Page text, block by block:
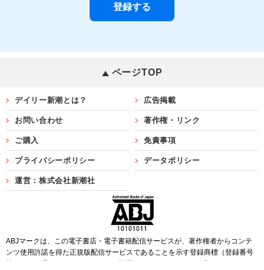
ページTOP
デイリー新潮とは？ 広告掲載
お問い合わせ 著作権・リンク
ご購入 免責事項
プライバシーポリシー データポリシー
運営：株式会社新潮社
ABJマークは、この電子書店・電子書籍配信サービスが、著作権者からコンテ
ンツ使用許諾を得た正規版配信サービスであることを示す登録商標（登録番号
第6091713号）です。ABJマークを掲示しているサービスの一覧は